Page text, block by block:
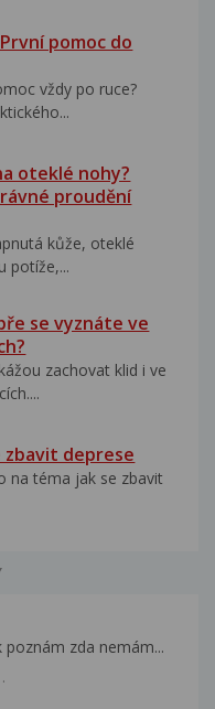
pomoc do
vždy po ruce?
oteklé nohy?
proudění
kůže, oteklé
potíže,...
se vyznáte ve
zachovat klid i ve
zbavit deprese
na téma jak se zbavit
zda nemám...